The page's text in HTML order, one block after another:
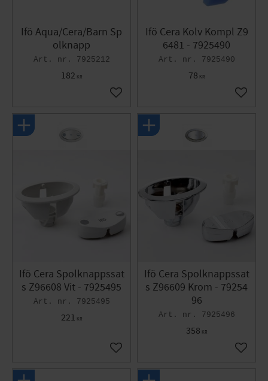
Ifö Aqua/Cera/Barn Sp
olknapp
7925212
182 KR
Lägg till i favoriter
Ifö Cera Kolv Kompl Z9
6481 - 7925490
7925490
78 KR
Lägg
Ifö Cera Spolknappssat
s Z96608 Vit - 7925495
7925495
221 KR
Lägg till i favoriter
Ifö Cera Spolknappssat
s Z96609 Krom - 79254
96
7925496
358 KR
Lägg